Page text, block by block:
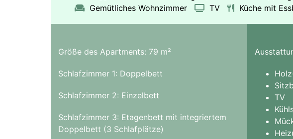
Gemütliches Wohnzimmer
TV Küche mit
Größe des Apartments: 79 m²
Schlafzimmer 1: Doppelbett
Schlafzimmer 2: Einzelbett
Schlafzimmer 3: Etagenbett mit integriertem
Doppelbett (3 Schlafplätze)
TV